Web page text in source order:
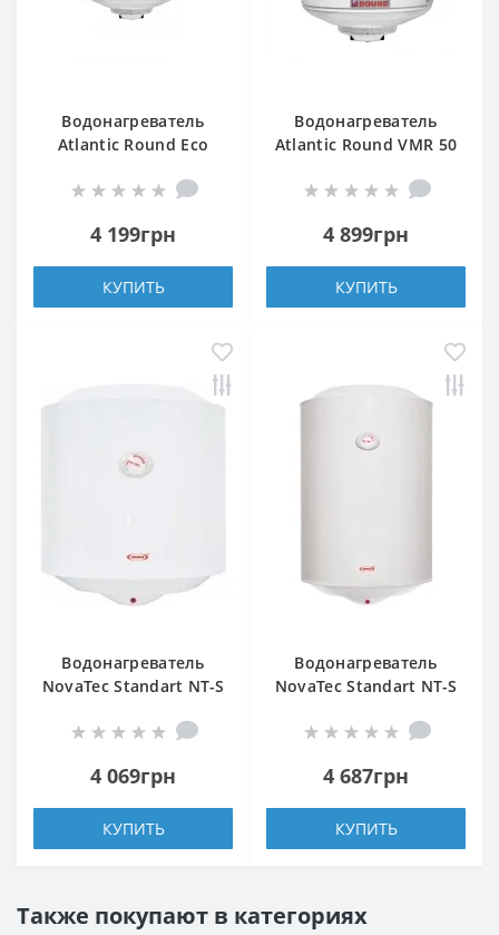
Водонагреватель
Atlantic Round Eco
4 199грн
КУПИТЬ
Водонагреватель
Atlantic Round VMR 50
4 899грн
КУПИТЬ
Водонагреватель
NovaTec Standart NT-S
4 069грн
КУПИТЬ
Водонагреватель
NovaTec Standart NT-S
4 687грн
КУПИТЬ
Также покупают в категориях